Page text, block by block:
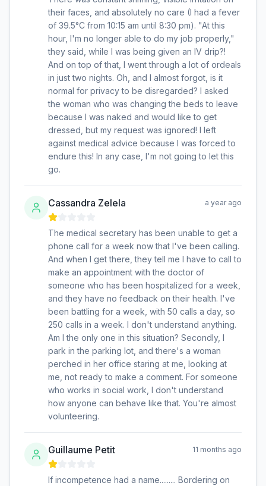
their faces, and absolutely no care (I had a fever
of 39.5°C from 10:15 am until 8:30 pm). "At this
hour, I'm no longer able to do my job properly,"
they said, while I was being given an IV drip?!
And on top of that, I went through a lot of ordeals
in just two nights. Oh, and I almost forgot, is it
normal for privacy to be disregarded? I asked
the woman who was changing the beds to leave
because I was naked and would like to get
dressed, but my request was ignored! I left
against medical advice because I was forced to
endure this! In any case, I'm not going to let this
go.
Cassandra Zelela a year ago
The medical secretary has been unable to get a
phone call for a week now that I've been calling.
And when I get there, they tell me I have to call to
make an appointment with the doctor of
someone who has been hospitalized for a week,
and they have no feedback on their health. I've
been battling for a week, with 50 calls a day, so
250 calls in a week. I don't understand anything.
Am I the only one in this situation? Secondly, I
park in the parking lot, and there's a woman
perched in her office staring at me, looking at
me, not ready to make a comment. For someone
who works in social work, I don't understand
how anyone can behave like that. You're almost
volunteering.
Guillaume Petit 11 months ago
If incompetence had a name......... Bordering on